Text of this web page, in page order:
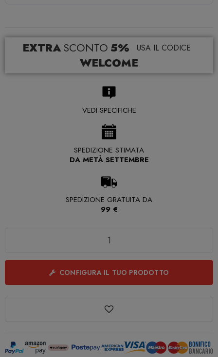
EXTRASCONTO 5% USA IL CODICE
WELCOME
VEDI SPECIFICHE
SPEDIZIONE STIMATA
DA METÀ SETTEMBRE
SPEDIZIONE GRATUITA DA
99 €
CONFIGURA IL TUO PRODOTTO